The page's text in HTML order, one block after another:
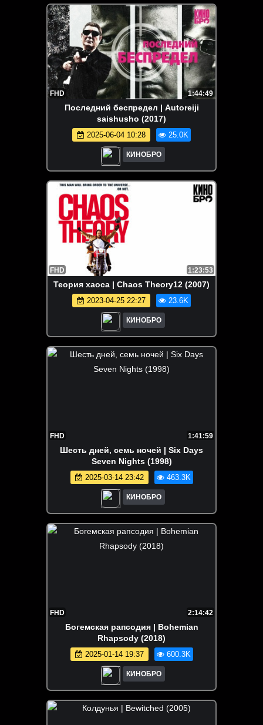
FHD 1:44:49
Последний беспредел | Autoreiji
saishusho (2017)
2025-06-04 10:28 25.0K
КИНОБРО
FHD 1:23:53
Теория хаоса | Chaos Theory12 (2007)
2023-04-25 22:27 23.6K
КИНОБРО
FHD 1:41:59
Шесть дней, семь ночей | Six Days
Seven Nights (1998)
2025-03-14 23:42 463.3K
КИНОБРО
FHD 2:14:42
Богемская рапсодия | Bohemian
Rhapsody (2018)
2025-01-14 19:37 600.3K
КИНОБРО